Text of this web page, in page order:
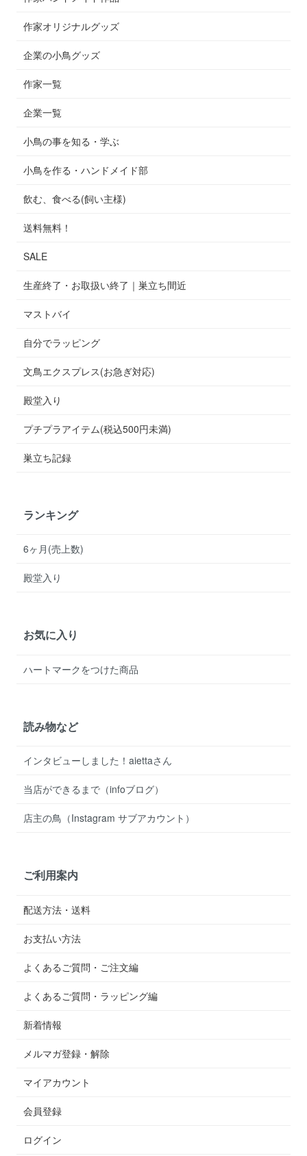
作家オリジナルグッズ
企業の小鳥グッズ
作家一覧
企業一覧
小鳥の事を知る・学ぶ
小鳥を作る・ハンドメイド部
飲む、食べる(飼い主様)
送料無料！
SALE
生産終了・お取扱い終了｜巣立ち間近
マストバイ
自分でラッピング
文鳥エクスプレス(お急ぎ対応)
殿堂入り
プチプラアイテム(税込500円未満)
巣立ち記録
ランキング
6ヶ月(売上数)
殿堂入り
お気に入り
ハートマークをつけた商品
読み物など
インタビューしました！aiettaさん
当店ができるまで（infoブログ）
店主の鳥（Instagram サブアカウント）
ご利用案内
配送方法・送料
お支払い方法
よくあるご質問・ご注文編
よくあるご質問・ラッピング編
新着情報
メルマガ登録・解除
マイアカウント
会員登録
ログイン